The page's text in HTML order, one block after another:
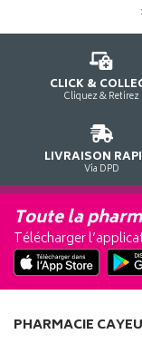
CLICK &
Cliquez & Retirez
LIVRAISON
Via DPD
Toute la
Télécharger
PHARMACIE